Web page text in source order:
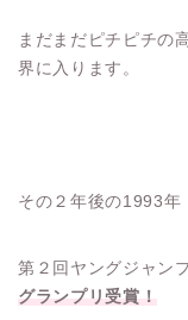
まだまだピチピチの
界に入ります。
その２年後の1993年
第２回ヤングジャン
グランプリ受賞！